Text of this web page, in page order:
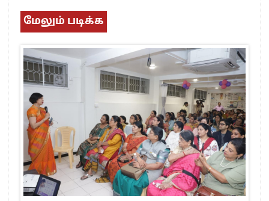
மேலும் படிக்க